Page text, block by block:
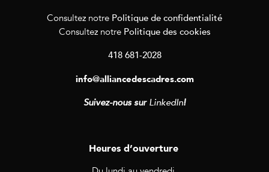
Consultez notre Politique de confidentialité
Consultez notre Politique des cookies
418 681-2028
info@alliancedescadres.com
Suivez-nous sur LinkedIn!
Heures d’ouverture